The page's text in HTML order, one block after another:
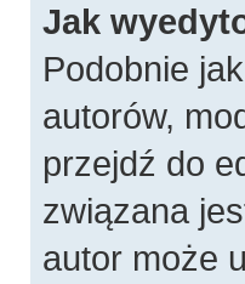
Jak
Podobnie
autorów,
przejdź do
związana
autor może